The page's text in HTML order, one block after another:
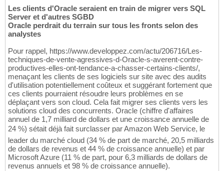
Les clients d'Oracle seraient en train de migrer vers SQL
Server et d'autres SGBD
Oracle perdrait du terrain sur tous les fronts selon des
analystes
Pour rappel, https://www.developpez.com/actu/206716/Les-
techniques-de-vente-agressives-d-Oracle-s-averent-contre-
productives-elles-ont-tendance-a-chasser-certains-clients/,
menaçant les clients de ses logiciels sur site avec des audits
d'utilisation potentiellement coûteux et suggérant fortement que
ces clients pourraient résoudre leurs problèmes en se
déplaçant vers son cloud. Cela fait migrer ses clients vers les
solutions cloud des concurrents. Oracle (chiffre d'affaires
annuel de 1,7 milliard de dollars et une croissance annuelle de
24 %) sétait déjà fait surclasser par Amazon Web Service, le
leader du marché cloud (34 % de part de marché, 20,5 milliards
de dollars de revenus et 44 % de croissance annuelle) et par
Microsoft Azure (11 % de part, pour 6,3 milliards de dollars de
revenus annuels et 98 % de croissance annuelle).